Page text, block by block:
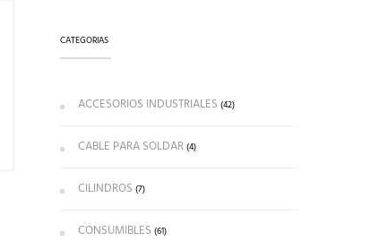
CATEGORIAS
ACCESORIOS INDUSTRIALES (42)
CABLE PARA SOLDAR(4)
CILINDROS (7)
CONSUMIBLES (61)